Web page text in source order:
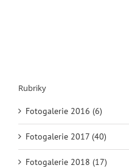
Rubriky
Fotogalerie 2016 (6)
Fotogalerie 2017 (40)
Fotogalerie 2018 (17)